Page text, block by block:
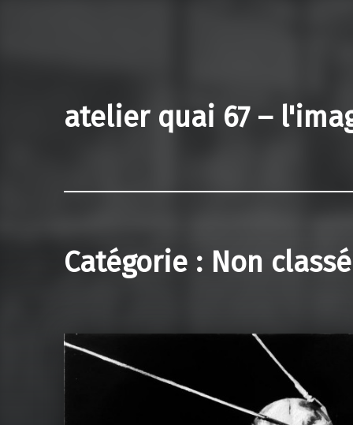
atelier quai 67 –
Catégorie : Non classé